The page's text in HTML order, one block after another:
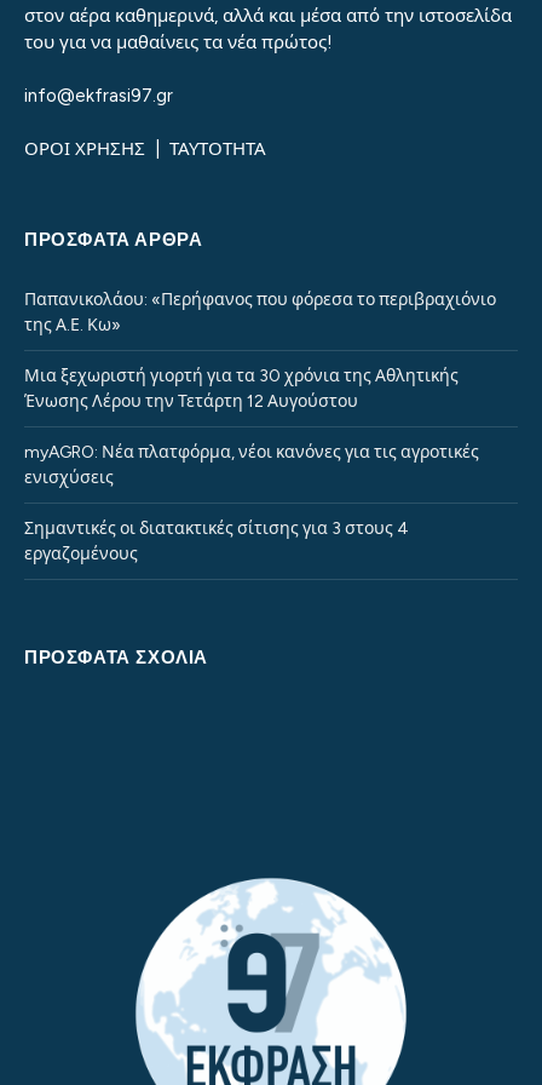
στον αέρα καθημερινά, αλλά και μέσα από την ιστοσελίδα
του για να μαθαίνεις τα νέα πρώτος!
info@ekfrasi97.gr
ΟΡΟΙ ΧΡΗΣΗΣ ΤΑΥΤΟΤΗΤΑ
ΠΡΌΣΦΑΤΑ ΆΡΘΡΑ
Παπανικολάου: «Περήφανος που φόρεσα το περιβραχιόνιο
της Α.Ε. Κω»
Μια ξεχωριστή γιορτή για τα 30 χρόνια της Αθλητικής
Ένωσης Λέρου την Τετάρτη 12 Αυγούστου
myAGRO: Νέα πλατφόρμα, νέοι κανόνες για τις αγροτικές
ενισχύσεις
Σημαντικές οι διατακτικές σίτισης για 3 στους 4
εργαζομένους
ΠΡΌΣΦΑΤΑ ΣΧΌΛΙΑ